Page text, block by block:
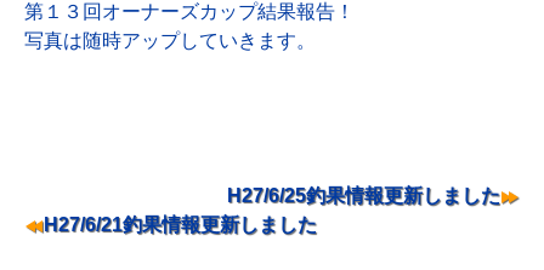
プ
第１３回オーナーズカップ結果報告！
写真は随時アップしていきます。
H27/6/25釣果情報更新しました
H27/6/21釣果情報更新しました